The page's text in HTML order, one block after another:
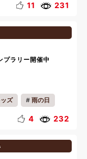
11 231
プラリー開催中
ズ 雨の日
4 232